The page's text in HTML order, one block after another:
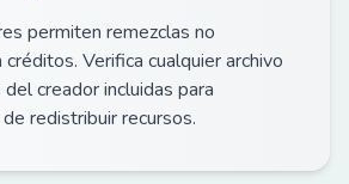
permiten remezclas no
Verifica cualquier archivo
creador incluidas para
redistribuir recursos.